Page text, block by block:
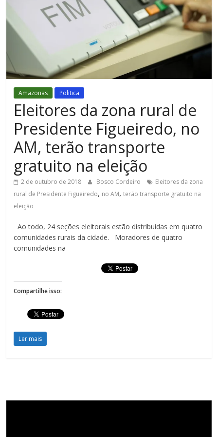
Amazonas Politica
Eleitores da zona rural de
Presidente Figueiredo, no
AM, terão transporte
gratuito na eleição
2 de outubro de 2018 Bosco Cordeiro
Eleitores da zona
rural de Presidente Figueiredo, no AM,terão transporte gratuito na
eleição
Ao todo, 24 seções eleitorais estão distribuídas em quatro
comunidades rurais da cidade. Moradores de quatro
comunidades na
Compartilhe isso:
Ler mais